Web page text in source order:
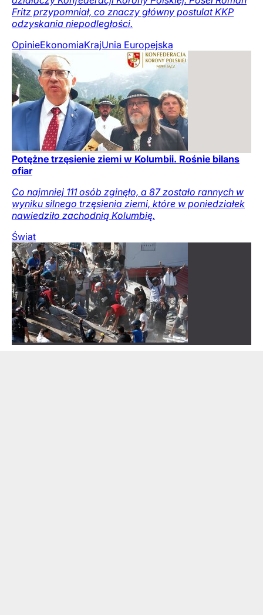
Fritz przypomniał, co znaczy główny postulat KKP
odzyskania niepodległości.
OpinieEkonomiaKrajUnia Europejska
Potężne trzęsienie ziemi w Kolumbii. Rośnie bilans
ofiar
Co najmniej 111 osób zginęło, a 87 zostało rannych w
wyniku silnego trzęsienia ziemi, które w poniedziałek
nawiedziło zachodnią Kolumbię.
Świat